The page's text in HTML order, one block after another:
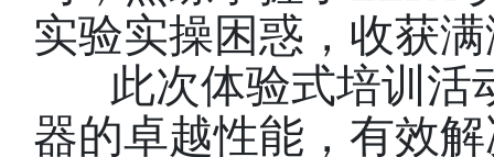
实验实操困惑，收获
此次体验式培训活
器的卓越性能，有效